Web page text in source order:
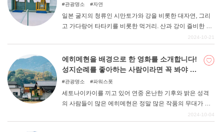
관광명소 자연
일본 굴지의 청류인 시만토가와 강을 비롯한 대자연, 그리
고 가다랑어 타타키를 비롯한 먹거리. 산과 강이 즐비한 고
치현은 매력 넘치는 명소가 많아 드라이브를 즐기기에도
브 명소를 소개합니다.
2024-10-21
에히메현을 배경으로 한 영화를 소개합니다!
성지순례를 좋아하는 사람이라면 꼭 봐야 할
영화
관광명소 파워스폿
세토나이카이를 끼고 있어 연중 온난한 기후와 밝은 성격
의 사람들이 많은 에히메현은 정말 많은 작품의 무대가 되
고 있다. 시코쿠 중에서도 많은 사람들이 찾는 에히메현. 여
2024-10-04